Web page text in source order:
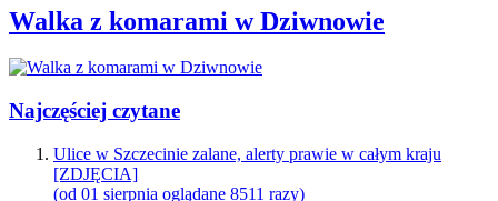
Walka z komarami w Dziwnowie
Najczęściej czytane
Ulice w Szczecinie zalane, alerty prawie w całym kraju
[ZDJĘCIA]
(od 01 sierpnia oglądane 8511 razy)